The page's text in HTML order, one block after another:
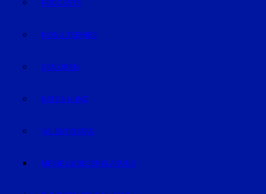
PODCASTS
KIDS & TEENIES
SENIOREN
KATZ & HUND
VALENTINSTAG
MEINE LIEBESERKLÄRUNG